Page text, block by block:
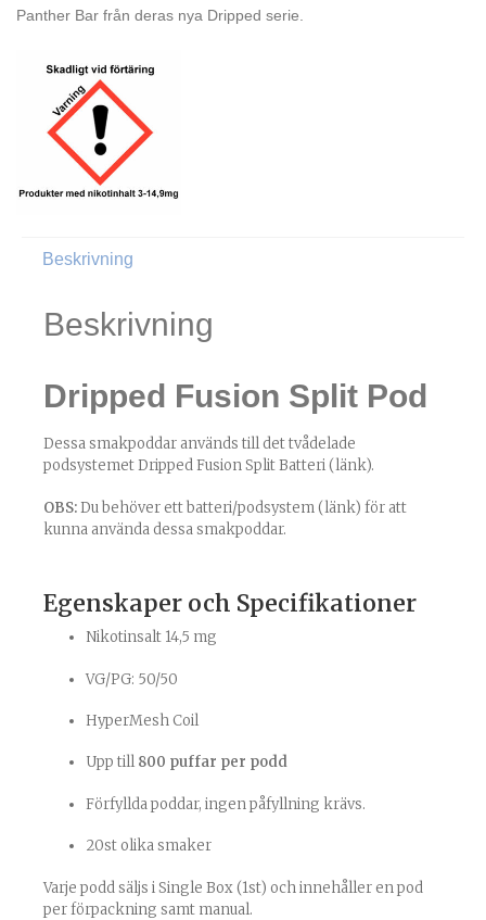
Panther Bar från deras nya Dripped serie.
Beskrivning
Beskrivning
Dripped Fusion Split Pod
Dessa smakpoddar används till det tvådelade
podsystemetDripped Fusion Split Batteri (länk).
OBS:Du behöver ettbatteri/podsystem (länk) för att
kunna använda dessa smakpoddar.
Egenskaper och Specifikationer
Nikotinsalt 14,5 mg
VG/PG: 50/50
HyperMesh Coil
Upp till 800 puffar per podd
Förfyllda poddar, ingen påfyllning krävs.
20st olika smaker
Varje podd säljs i Single Box (1st) och innehåller en pod
per förpackning samt manual.